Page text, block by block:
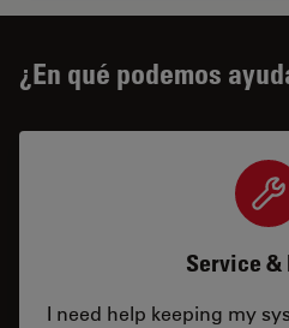
¿En qué podemos
Service &
I need help keeping my